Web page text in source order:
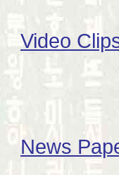
Video
News